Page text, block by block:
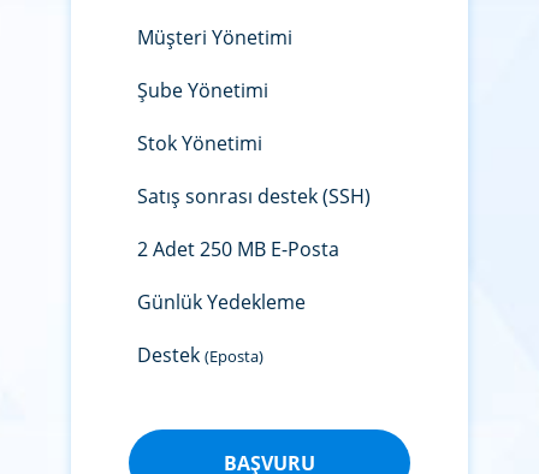
Müşteri Yönetimi
Şube Yönetimi
Stok Yönetimi
Satış sonrası destek (SSH)
2 Adet 250 MB E-Posta
Günlük Yedekleme
Destek (Eposta)
BAŞVURU